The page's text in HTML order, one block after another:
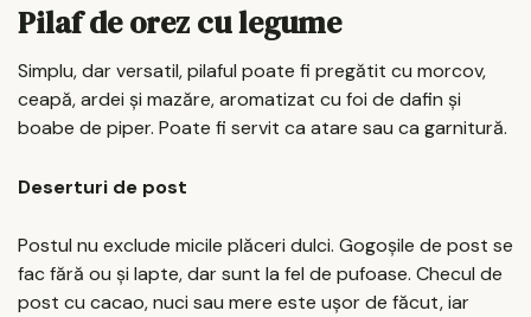
Pilaf de orez cu legume
Simplu, dar versatil, pilaful poate fi pregătit cu morcov,
ceapă, ardei și mazăre, aromatizat cu foi de dafin și
boabe de piper. Poate fi servit ca atare sau ca garnitură.
Deserturi de post
Postul nu exclude micile plăceri dulci. Gogoșile de post se
fac fără ou și lapte, dar sunt la fel de pufoase. Checul de
post cu cacao, nuci sau mere este ușor de făcut, iar